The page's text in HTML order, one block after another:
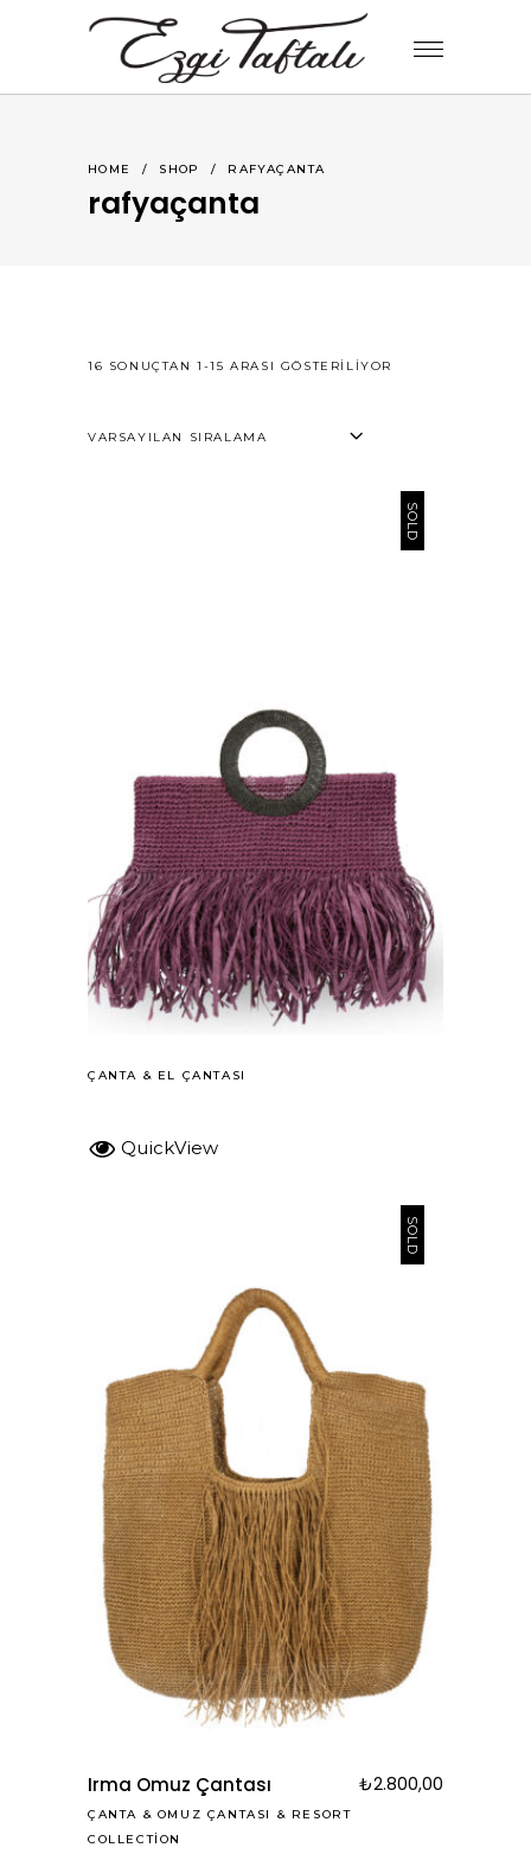
HOME / SHOP / RAFYAÇANTA
rafyaçanta
16 SONUÇTAN 1-15 ARASI GÖSTERILIYOR
VARSAYILAN SIRALAMA
SOLD
ÇANTA & EL ÇANTASI
QuickView
SOLD
Irma Omuz Çantası ₺2.800,00
ÇANTA & OMUZ ÇANTASI & RESORT
COLLECTION